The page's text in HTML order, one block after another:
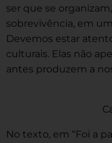
ser que se organizam,
sobrevivência, em
Devemos estar
culturais. Elas não
antes produzem a
No texto, em “Foi a